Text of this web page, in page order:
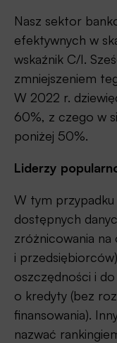
Nasz sektor
efektywnych w
wskaźnik C/I.
zmniejszeniem
W 2022 r.
60%, z czego w
poniżej 50%.
Liderzy
W tym
dostępnych
zróżnicowania na
i
oszczędności i
o kredyty (bez
finansowania).
nazwać